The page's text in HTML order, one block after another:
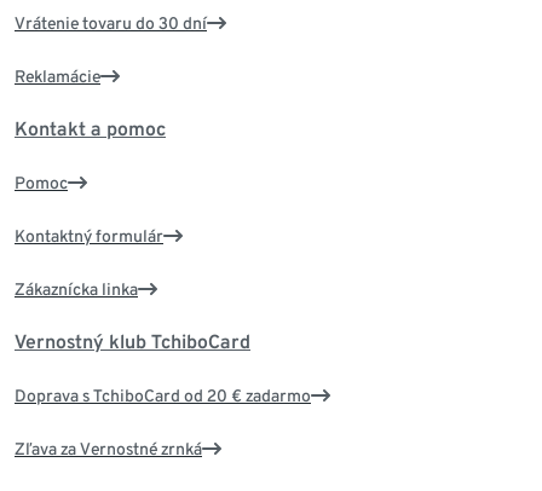
Vrátenie tovaru do 30 dní
Reklamácie
Kontakt a pomoc
Pomoc
Kontaktný formulár
Zákaznícka linka
Vernostný klub TchiboCard
Doprava s TchiboCard od 20 € zadarmo
Zľava za Vernostné zrnká